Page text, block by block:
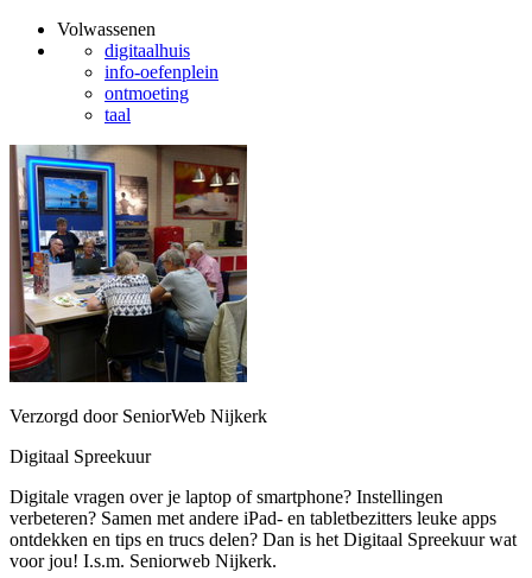
Volwassenen
digitaalhuis
info-oefenplein
ontmoeting
taal
Verzorgd door SeniorWeb Nijkerk
Digitaal Spreekuur
Digitale vragen over je laptop of smartphone? Instellingen
verbeteren? Samen met andere iPad- en tabletbezitters leuke apps
ontdekken en tips en trucs delen? Dan is het Digitaal Spreekuur wat
voor jou! I.s.m. Seniorweb Nijkerk.